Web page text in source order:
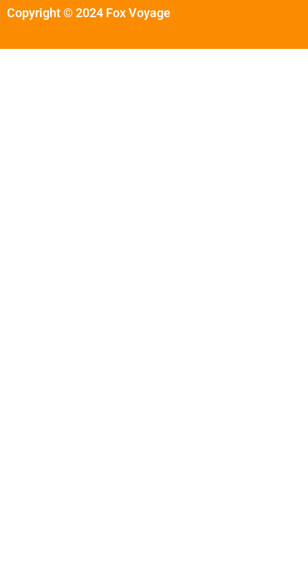
Copyright © 2024 Fox Voyage